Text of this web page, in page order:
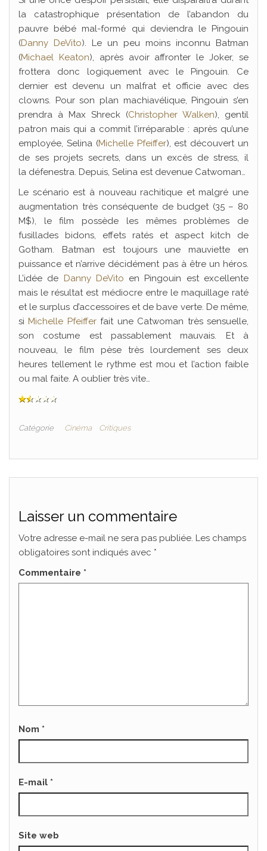
la catastrophique présentation de l’abandon du
pauvre bébé mal-formé qui deviendra le Pingouin
(Danny DeVito). Le un peu moins inconnu Batman
(Michael Keaton), après avoir affronter le Joker, se
frottera donc logiquement avec le Pingouin. Ce
dernier est devenu un malfrat et officie avec des
clowns. Pour son plan machiavélique, Pingouin s’en
prendra à Max Shreck (Christopher Walken), gentil
patron mais qui a commit l’irréparable : après qu’une
employée, Selina (Michelle Pfeiffer), est découvert un
de ses projets secrets, dans un excès de stress, il
la défenestra. Depuis, Selina est devenue Catwoman…
Le scénario est à nouveau rachitique et malgré une
augmentation très conséquente de budget (35 – 80
M$), le film possède les mêmes problèmes de
fusillades bidons, effets ratés et aspect kitch de
Gotham. Batman est toujours une mauviette en
puissance et n’arrive décidément pas à être un héros.
L’idée de Danny DeVito en Pingouin est excellente
mais le résultat est médiocre entre le maquillage raté
et le surplus d’accessoires et de bave verte. De même,
si Michelle Pfeifferfait une Catwoman très sensuelle,
son costume est passablement mauvais. Et à
nouveau, le film pèse très lourdement ses deux
heures tellement le rythme est mou et l’action faible
ou mal faite. A oublier très vite…
Catégorie Cinéma Critiques
Laisser un commentaire
Votre adresse e-mail ne sera pas publiée. Les champs
obligatoires sont indiqués avec *
Commentaire *
Nom *
E-mail *
Site web